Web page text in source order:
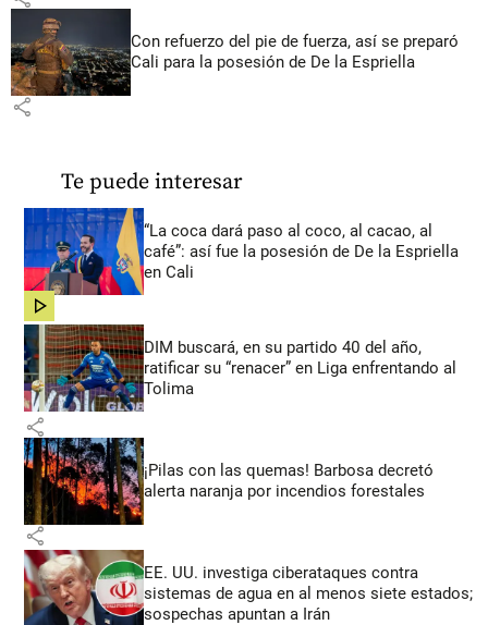
Con refuerzo del pie de fuerza, así se preparó
Cali para la posesión de De la Espriella
share
Te puede interesar
“La coca dará paso al coco, al cacao, al
café”: así fue la posesión de De la Espriella
en Cali
share
DIM buscará, en su partido 40 del año,
ratificar su “renacer” en Liga enfrentando al
Tolima
share
¡Pilas con las quemas! Barbosa decretó
alerta naranja por incendios forestales
share
EE. UU. investiga ciberataques contra
sistemas de agua en al menos siete estados;
sospechas apuntan a Irán